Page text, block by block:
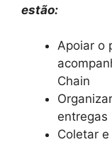
estão:
Apoiar o
Chain
entregas
Coletar